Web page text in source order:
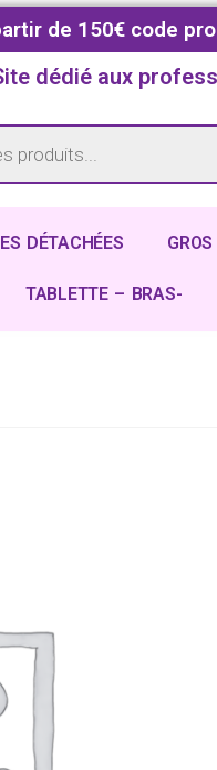
de 150€ code
dédié aux
DÉTACHÉES
TABLETTE – BRAS-